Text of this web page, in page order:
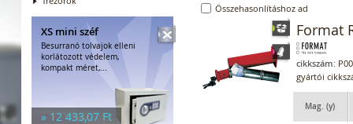
XS mini széf
Besurranó tolvajok elleni
korlátozott védelem,
kompakt méret,...
» 12 433,07 Ft
Összehasonlításhoz ad
Format
cikkszám:
gyártói
Mag. (y)